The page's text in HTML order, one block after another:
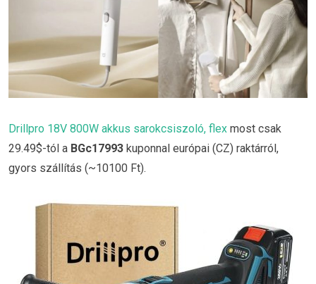
Drillpro 18V 800W akkus sarokcsiszoló, flex most csak
29.49$-tól a BGc17993 kuponnal európai (CZ) raktárról,
gyors szállítás (~10100 Ft).